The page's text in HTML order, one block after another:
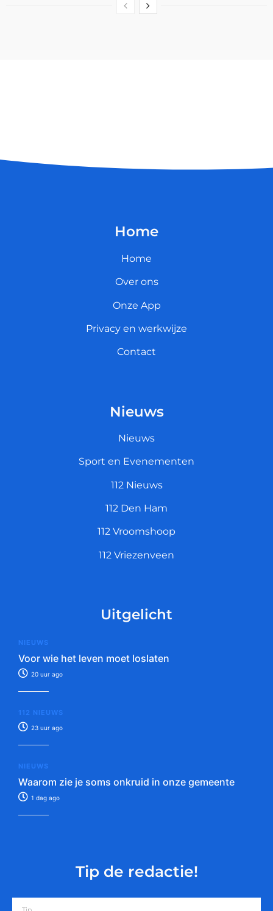
Home
Home
Over ons
Onze App
Privacy en werkwijze
Contact
Nieuws
Nieuws
Sport en Evenementen
112 Nieuws
112 Den Ham
112 Vroomshoop
112 Vriezenveen
Uitgelicht
NIEUWS
Voor wie het leven moet loslaten
20 uur ago
112 NIEUWS
23 uur ago
NIEUWS
Waarom zie je soms onkruid in onze gemeente
1 dag ago
Tip de redactie!